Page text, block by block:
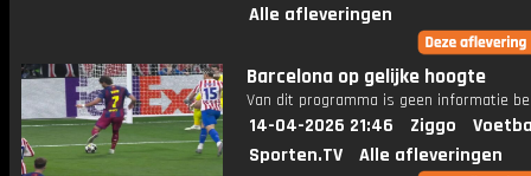
Alle afleveringen
Barcelona op gelijke hoogte
Van dit programma is geen informatie
14-04-2026 21:46 Ziggo
Sporten.TV
Alle afleveringen